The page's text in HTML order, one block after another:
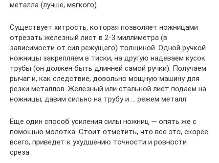
металла (лучше, мягкого).
Существует хитрость, которая позволяет ножницами
отрезать железный лист в 2-3 миллиметра (в
зависимости от сил режущего) толщиной. Одной ручкой
ножницы закрепляем в тиски, на другую надеваем кусок
трубы (он должен быть длинней самой ручки). Получаем
рычаг и, как следствие, довольно мощную машину для
резки металлов. Железный или стальной лист подаем на
ножницы, давим сильно на трубу и … режем металл.
Еще один способ усиления силы ножниц — опять же с
помощью молотка. Стоит отметить, что все это, скорее
всего, приведет к ухудшению точности и ровности
среза.